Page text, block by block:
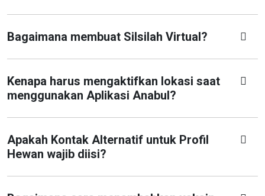
Bagaimana membuat Silsilah Virtual?
Kenapa harus mengaktifkan lokasi saat
menggunakan Aplikasi Anabul?
Apakah Kontak Alternatif untuk Profil
Hewan wajib diisi?